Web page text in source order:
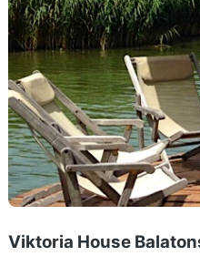
Viktoria House